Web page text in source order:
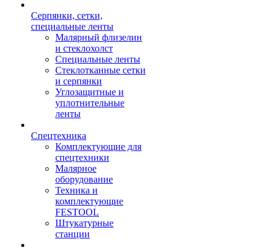
Серпянки, сетки,
специальные ленты
Малярный флизелин
и стеклохолст
Специальные ленты
Стеклотканные сетки
и серпянки
Углозащитные и
уплотнительные
ленты
Спецтехника
Комплектующие для
спецтехники
Малярное
оборудование
Техника и
комплектующие
FESTOOL
Штукатурные
станции